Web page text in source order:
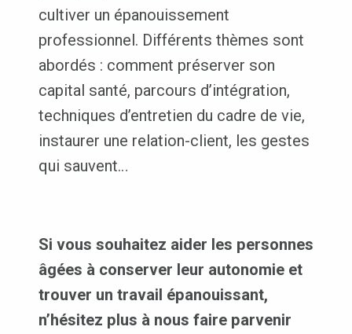
cultiver un épanouissement
professionnel. Différents thèmes sont
abordés : comment préserver son
capital santé, parcours d’intégration,
techniques d’entretien du cadre de vie,
instaurer une relation-client, les gestes
qui sauvent…
Si vous souhaitez aider les personnes
âgées à conserver leur autonomie et
trouver un travail épanouissant,
n’hésitez plus à nous faire parvenir